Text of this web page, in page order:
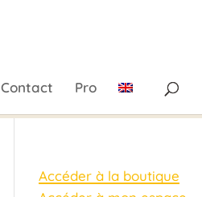
Contact Pro
Accéder à la boutique